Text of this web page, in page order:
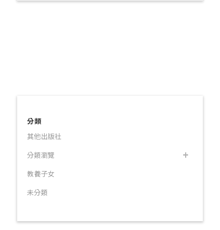
分類
其他出版社
分類瀏覽
教養子女
未分類